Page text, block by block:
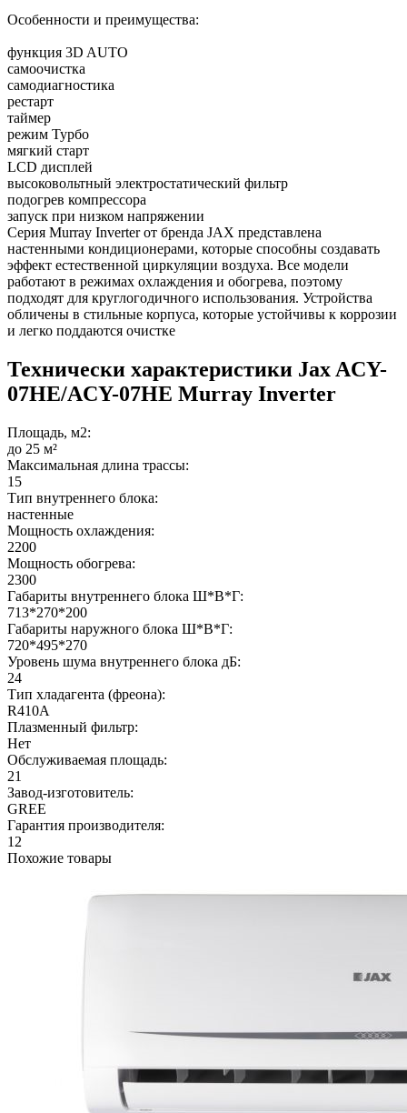
Особенности и преимущества:
функция 3D AUTO
самоочистка
самодиагностика
рестарт
таймер
режим Турбо
мягкий старт
LCD дисплей
высоковольтный электростатический фильтр
подогрев компрессора
запуск при низком напряжении
Серия Murray Inverter от бренда JAX представлена
настенными кондиционерами, которые способны создавать
эффект естественной циркуляции воздуха. Все модели
работают в режимах охлаждения и обогрева, поэтому
подходят для круглогодичного использования. Устройства
обличены в стильные корпуса, которые устойчивы к коррозии
и легко поддаются очистке
Технически характеристики Jax ACY-
07HE/ACY-07HE Murray Inverter
Площадь, м2:
до 25 м²
Максимальная длина трассы:
15
Тип внутреннего блока:
настенные
Мощность охлаждения:
2200
Мощность обогрева:
2300
Габариты внутреннего блока Ш*В*Г:
713*270*200
Габариты наружного блока Ш*В*Г:
720*495*270
Уровень шума внутреннего блока дБ:
24
Тип хладагента (фреона):
R410A
Плазменный фильтр:
Нет
Обслуживаемая площадь:
21
Завод-изготовитель:
GREE
Гарантия производителя:
12
Похожие товары